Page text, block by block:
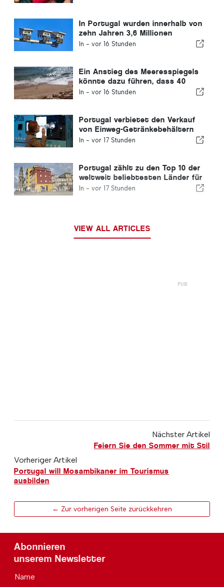
In Portugal wurden innerhalb von
zehn Jahren 3,6 Millionen
Autofahrer wegen
In - vor 16 Stunden
Ein Anstieg des Meeresspiegels
könnte dazu führen, dass 40
Prozent der Strände Portugals
In - vor 16 Stunden
Portugal verbietet den Verkauf
von Einweg-Getränkebehältern
ohne Volta-Kennzeichnung
In - vor 17 Stunden
Portugal zählt zu den Top 10 der
weltweit beliebtesten Länder für
Auswanderer
In - vor 17 Stunden
VIEW ALL ARTICLES
Nächster Artikel
Feiern Sie den Sommer mit Stil
Vorheriger Artikel
Portugal will Mosambikaner im Tourismus
ausbilden
← Zur vorherigen Seite zurückkehren
Abonnieren
unserem Newsletter
Name